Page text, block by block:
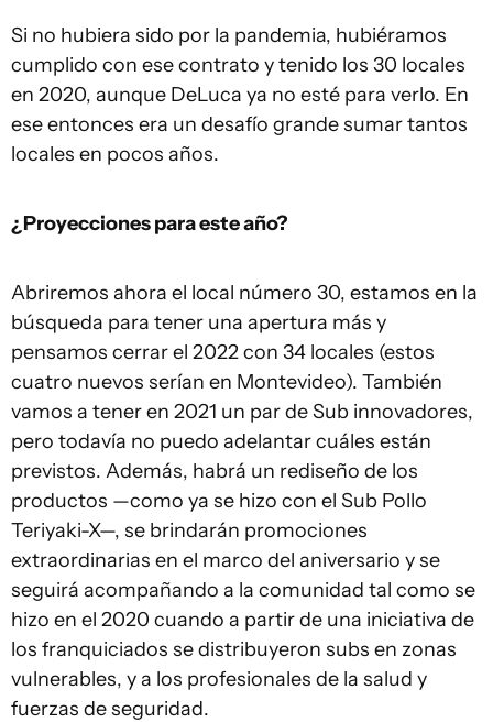
Si no hubiera sido por la pandemia, hubiéramos
cumplido con ese contrato y tenido los 30 locales
en 2020, aunque DeLuca ya no esté para verlo. En
ese entonces era un desafío grande sumar tantos
locales en pocos años.
¿Proyecciones para este año?
Abriremos ahora el local número 30, estamos en la
búsqueda para tener una apertura más y
pensamos cerrar el 2022 con 34 locales (estos
cuatro nuevos serían en Montevideo). También
vamos a tener en 2021 un par de Sub innovadores,
pero todavía no puedo adelantar cuáles están
previstos. Además, habrá un rediseño de los
productos —como ya se hizo con el Sub Pollo
Teriyaki-X—, se brindarán promociones
extraordinarias en el marco del aniversario y se
seguirá acompañando a la comunidad tal como se
hizo en el 2020 cuando a partir de una iniciativa de
los franquiciados se distribuyeron subs en zonas
vulnerables, y a los profesionales de la salud y
fuerzas de seguridad.